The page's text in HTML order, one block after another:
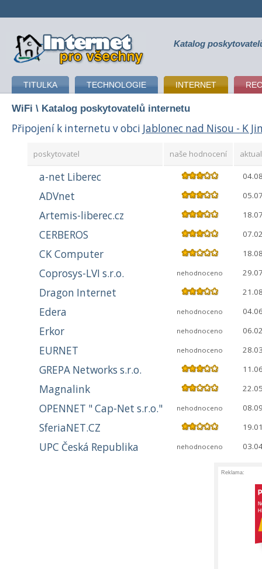
připojení k internetu Katalog
TITULKA TECHNOLOGIE INTERNET
WiFi \ Katalog poskytovatelů internetu
Připojení k internetu v obci Jablonec nad Nisou - K
poskytovatel naše hodnocení
a-net Liberec
ADVnet
Artemis-liberec.cz
CERBEROS
CK Computer
Coprosys-LVI s.r.o. nehodnoceno
Dragon Internet
Edera nehodnoceno
Erkor nehodnoceno
EURNET nehodnoceno
GREPA Networks s.r.o.
Magnalink
OPENNET " Cap-Net s.r.o." nehodnoceno
SferiaNET.CZ
UPC Česká Republika nehodnoceno
Reklama: